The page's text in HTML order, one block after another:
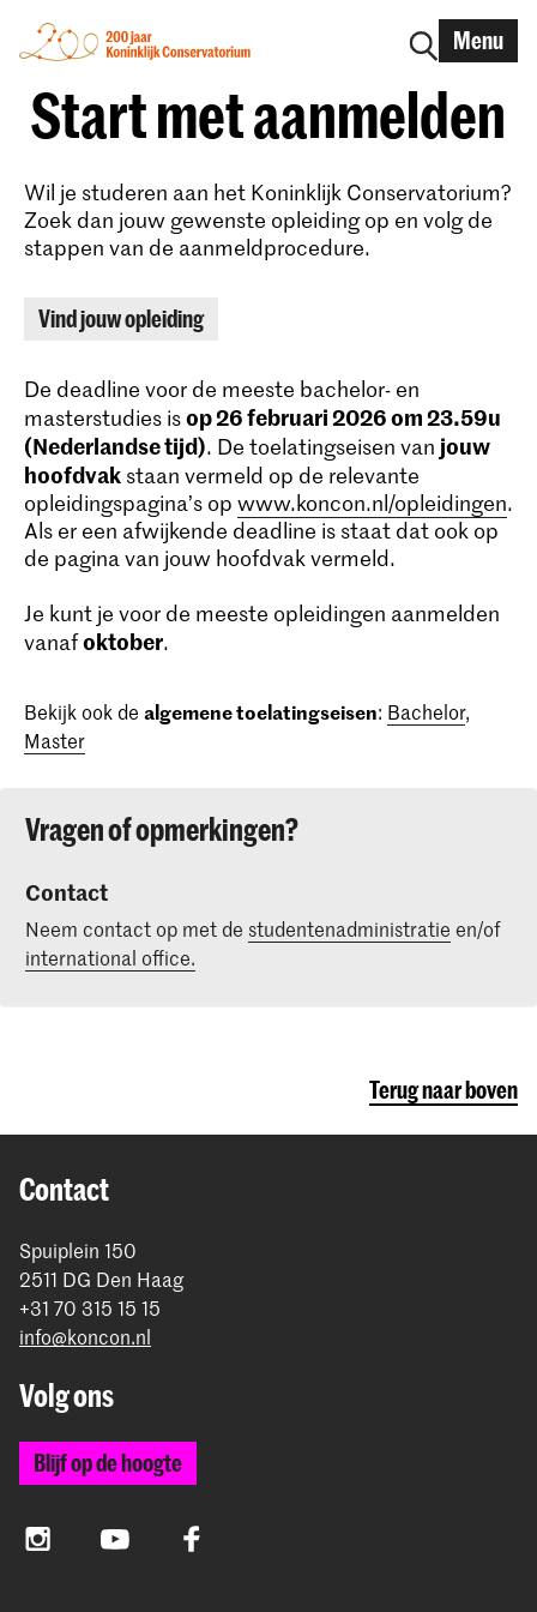
Menu
Start met aanmelden
Wil je studeren aan het Koninklijk Conservatorium?
Zoek dan jouw gewenste opleiding op en volg de
stappen van de aanmeldprocedure.
Vind jouw opleiding
De deadline voor de meeste bachelor- en
masterstudies isop 26 februari 2026 om 23.59u
(Nederlandse tijd). De toelatingseisen van jouw
hoofdvak staan vermeld op de relevante
opleidingspagina’s op www.koncon.nl/opleidingen.
Als er een afwijkende deadline is staat dat ook op
de pagina van jouw hoofdvak vermeld.
Je kunt je voor de meeste opleidingen aanmelden
vanafoktober.
Bekijk ook de algemene toelatingseisen: Bachelor,
Master
Vragen of opmerkingen?
Contact
Neem contact op met de studentenadministratie en/of
international office.
Terug naar boven
Contact
Spuiplein 150
2511 DG Den Haag
+31 70 315 15 15
info@koncon.nl
Volg ons
Blijf op de hoogte
InstagramYouTube Facebook